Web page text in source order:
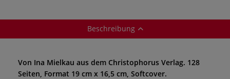
Beschreibung
Von Ina Mielkau aus dem Christophorus Verlag. 128
Seiten, Format 19 cm x 16,5 cm, Softcover.